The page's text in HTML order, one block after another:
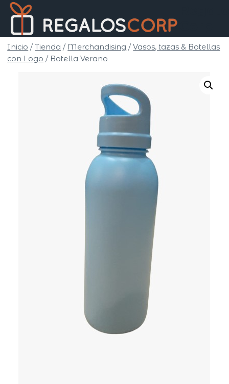
Saltar
contenido
Inicio / Tienda / Merchandising / Vasos, tazas & Botellas
con Logo / Botella Verano